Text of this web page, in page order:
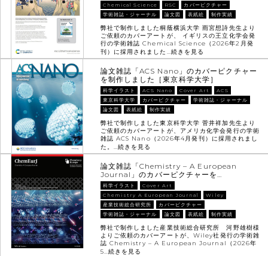
Chemical Science
RSC
カバーピクチャー
学術雑誌・ジャーナル
論文図 表紙絵 制作実績
弊社で制作しました桐蔭横浜大学 雨宮想詩先生より
ご依頼のカバーアートが、 イギリスの王立化学会発
行の学術雑誌 Chemical Science（2026年2月発
刊）に採用されました… 続きを見る
論文雑誌「ACS Nano」のカバーピクチャー
を制作しました［東京科学大学］
科学イラスト ACS Nano Cover Art
ACS
東京科学大学
カバーピクチャー
学術雑誌・ジャーナル
論文図
表紙絵 制作実績
弊社で制作しました東京科学大学 菅井祥加先生より
ご依頼のカバーアートが、アメリカ化学会発行の学術
雑誌 ACS Nano（2026年4月発刊）に採用されまし
た。… 続きを見る
論文雑誌「Chemistry – A European
Journal」のカバーピクチャーを…
科学イラスト
Cover Art
Chemistry A European Journal
Wiley
産業技術総合研究所
カバーピクチャー
学術雑誌・ジャーナル
論文図 表紙絵 制作実績
弊社で制作しました産業技術総合研究所 河野雄樹様
よりご依頼のカバーアートが、Wiley社発行の学術雑
誌 Chemistry – A European Journal（2026年
5…続きを見る